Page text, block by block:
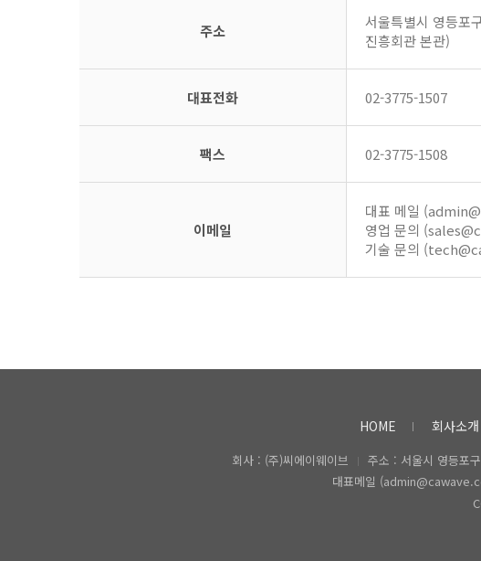
주소
서울특별시 영등포
진흥회관 본관)
대표전화 02-3775-1507
팩스 02-3775-1508
이메일
대표 메일
영업 문의
기술 문의
HOME 회사소개
회사 : (주)씨에이웨이브 주소 : 서울시 영등포
대표메일